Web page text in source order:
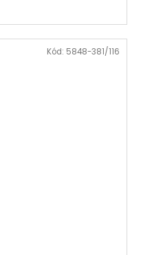
Kód: 5848-381/116